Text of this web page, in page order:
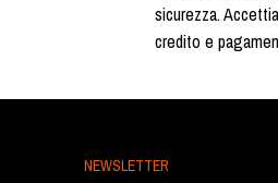
sicurezza.
credito e
NEWSLETTER